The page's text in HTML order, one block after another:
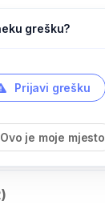
grešku?
Prijavi grešku
Ovo je moje mjesto